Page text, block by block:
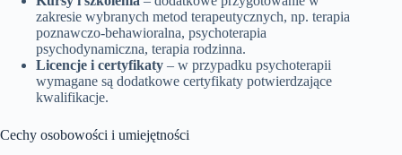
zakresie wybranych metod terapeutycznych, np. terapia
poznawczo-behawioralna, psychoterapia
psychodynamiczna, terapia rodzinna.
Licencje i certyfikaty – w przypadku psychoterapii
wymagane są dodatkowe certyfikaty potwierdzające
kwalifikacje.
Cechy osobowości i umiejętności